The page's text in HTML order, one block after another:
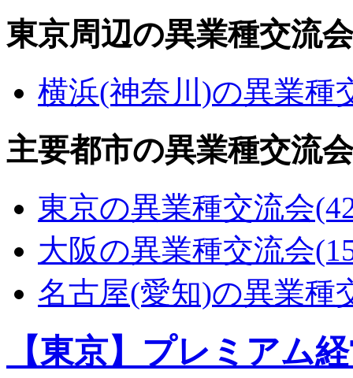
東京周辺の異業種交流会
横浜(神奈川)の異業種
主要都市の異業種交流会
東京の異業種交流会
大阪の異業種交流会
名古屋(愛知)の異業種
【東京】プレミアム